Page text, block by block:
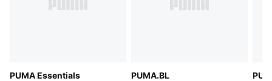
PUMA Essentials
PUMA.BL